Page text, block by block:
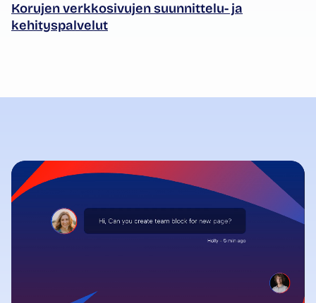
Korujen verkkosivujen suunnittelu- ja
kehityspalvelut